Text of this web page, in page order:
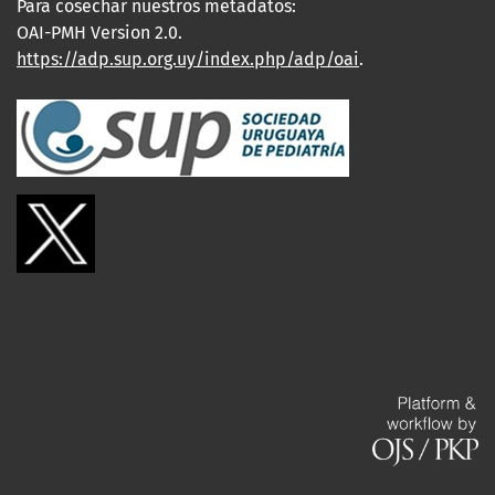
Para cosechar nuestros metadatos:
OAI-PMH Version 2.0.
https://adp.sup.org.uy/index.php/adp/oai.